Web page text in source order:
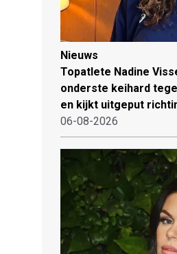
Nieuws
Topatlete Nadine
onderste keihard
en kijkt uitgeput
06-08-2026